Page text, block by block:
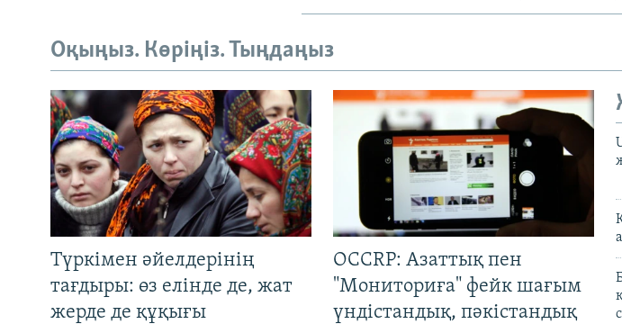
Оқыңыз. Көріңіз. Тыңдаңыз
Түркімен әйелдерінің
тағдыры: өз елінде де, жат
жерде де құқығы
OCCRP: Азаттық пен
"Мониториға" фейк шағым
үндістандық, пәкістандық